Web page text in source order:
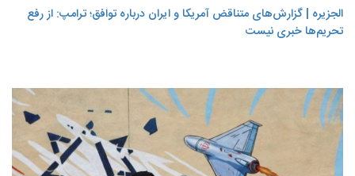
الجزیره | گزارش‌های متناقض آمریکا و ایران درباره توافق؛ ترامپ: از رفع
تحریم‌ها خبری نیست